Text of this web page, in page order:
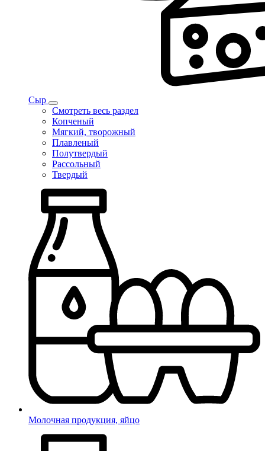
Сыр
Смотреть весь раздел
Копченый
Мягкий, творожный
Плавленый
Полутвердый
Рассольный
Твердый
Молочная продукция, яйцо